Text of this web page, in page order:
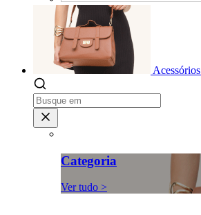
Acessórios
Categoria
Ver tudo >